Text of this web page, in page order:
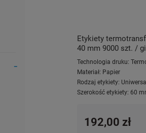
Etykiety
40 mm 9000 szt. /
Technologia druku:
Materiał: Papier
Rodzaj etykiety:
Szerokość etykiety: 60
192,00 zł